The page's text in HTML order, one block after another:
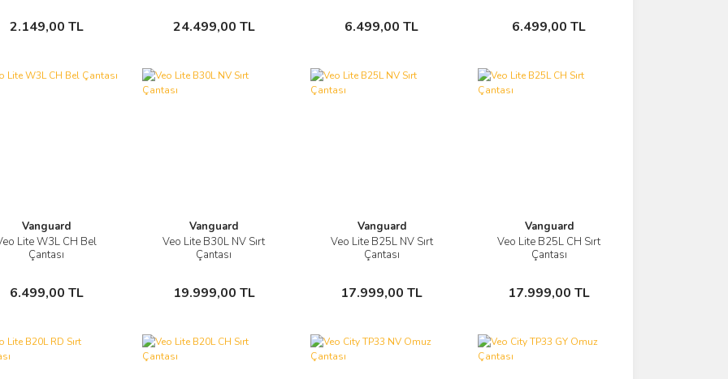
2.149,00 TL
Sepete Ekle 24.499,00 TL
Sepete Ekle 6.499,00 TL
Sepete Ekle 6.499,00 TL
Sepete Ekle
Vanguard
Lite W3L CH Bel
Çantası
6.499,00 TL
Görüntüle
Sepete Ekle
Vanguard
Veo Lite B30L NV Sırt
Çantası
19.999,00 TL
Görüntüle
Sepete Ekle
Vanguard
Veo Lite B25L NV Sırt
Çantası
17.999,00 TL
Görüntüle
Sepete Ekle
Vanguard
Veo Lite B25L CH Sırt
Çantası
17.999,00 TL
Görüntüle
Sepete Ekle